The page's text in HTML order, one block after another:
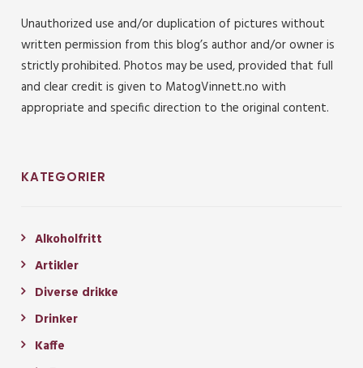
Unauthorized use and/or duplication of pictures without
written permission from this blog’s author and/or owner is
strictly prohibited. Photos may be used, provided that full
and clear credit is given to MatogVinnett.no with
appropriate and specific direction to the original content.
KATEGORIER
Alkoholfritt
Artikler
Diverse drikke
Drinker
Kaffe